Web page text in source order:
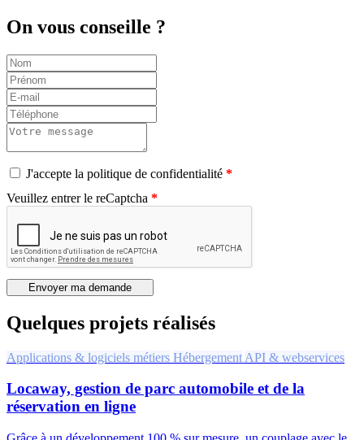
On vous conseille ?
J'accepte la politique de confidentialité
Veuillez entrer le reCaptcha
Envoyer ma demande
Quelques projets réalisés
Applications & logiciels métiers Hébergement API & webservices
Locaway, gestion de parc automobile et de la
réservation en ligne